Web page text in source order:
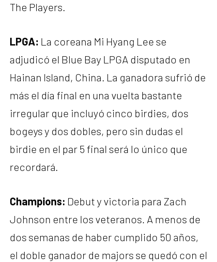
The Players.
LPGA: La coreana Mi Hyang Lee se
adjudicó el Blue Bay LPGA disputado en
Hainan Island, China. La ganadora sufrió de
más el día final en una vuelta bastante
irregular que incluyó cinco birdies, dos
bogeys y dos dobles, pero sin dudas el
birdie en el par 5 final será lo único que
recordará.
Champions: Debut y victoria para Zach
Johnson entre los veteranos. A menos de
dos semanas de haber cumplido 50 años,
el doble ganador de majors se quedó con el